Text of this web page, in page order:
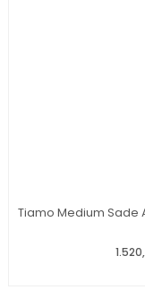
Tiamo Medium Sade